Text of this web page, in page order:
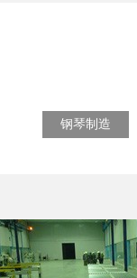
钢琴制造